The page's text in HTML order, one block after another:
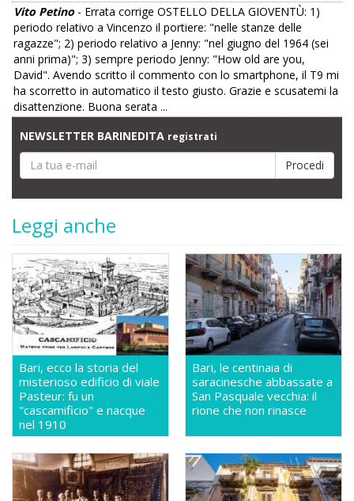
Vito Petino- Errata corrige OSTELLO DELLA GIOVENTÙ: 1)
periodo relativo a Vincenzo il portiere: "nelle stanze delle
ragazze"; 2) periodo relativo a Jenny: "nel giugno del 1964 (sei
anni prima)"; 3) sempre periodo Jenny: "How old are you,
David". Avendo scritto il commento con lo smartphone, il T9 mi
ha scorretto in automatico il testo giusto. Grazie e scusatemi la
disattenzione. Buona serata ...
NEWSLETTER BARINEDITA registrati
Leggi anche
Bari, ecco la storia del
misterioso edificio di viale
Pasteur: fu un
"cascamificio" e nacque
nel 1910
Bari, le centinaia di
saracinesche abbassate a
San Pasquale vecchia: il
rione che non rinasce